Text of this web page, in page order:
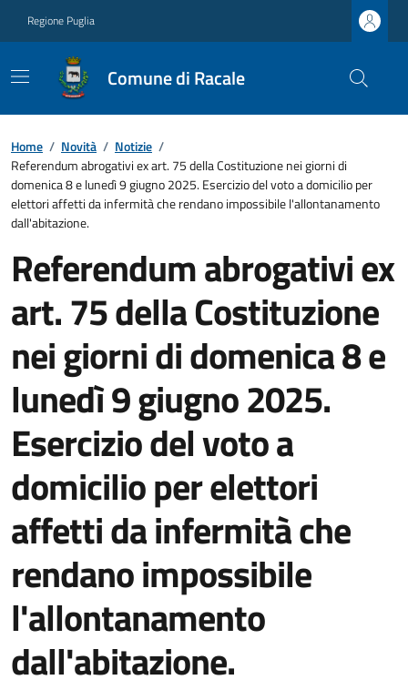
Regione Puglia
Comune di Racale
Home / Novità / Notizie /
Referendum abrogativi ex art. 75 della Costituzione nei giorni di
domenica 8 e lunedì 9 giugno 2025. Esercizio del voto a domicilio per
elettori affetti da infermità che rendano impossibile l'allontanamento
dall'abitazione.
Referendum abrogativi ex
art. 75 della Costituzione
nei giorni di domenica 8 e
lunedì 9 giugno 2025.
Esercizio del voto a
domicilio per elettori
affetti da infermità che
rendano impossibile
l'allontanamento
dall'abitazione.